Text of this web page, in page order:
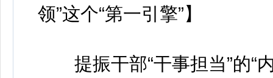
领”这个“第一引擎”】
提振干部“干事担当”的“